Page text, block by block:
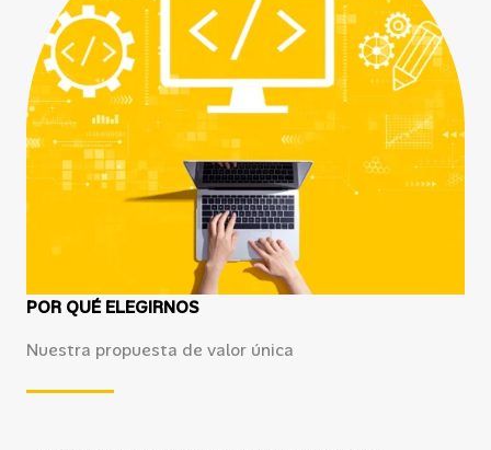
POR QUÉ ELEGIRNOS
Nuestra propuesta de valor única